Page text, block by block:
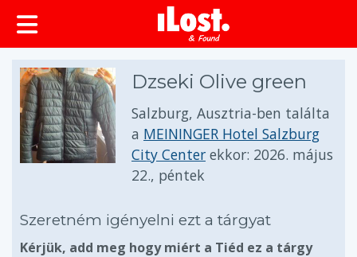
Dzseki Olive green
Salzburg, Ausztria-ben találta
a MEININGER Hotel Salzburg
City Center ekkor: 2026. május
22., péntek
Szeretném igényelni ezt a tárgyat
Kérjük, add meg hogy miért a Tiéd ez a tárgy